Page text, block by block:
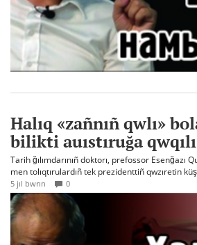
Halıq «zañnıñ qwlı»
bilikti auıstıruğa qwqılı
Tarih ğılımdarınıñ doktorı, prefossor Esenğazı
men tolıqtırulardıñ tek prezidenttiñ qwzıretin
5 jıl bwrın 0